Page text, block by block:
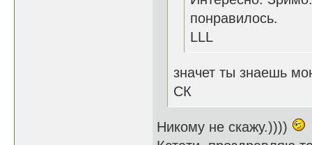
понравилось.
LLL
значет ты знаешь
СК
Никому не скажу.))))